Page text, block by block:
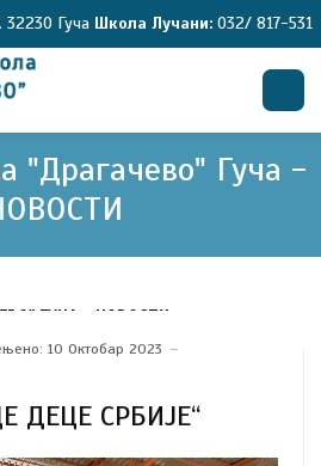
32230 Гуча Школа Лучани: 032/ 817-531
"Драгачево" Гуча -
ГУЧА - НОВОСТИ
10 Октобар 2023
ДЕЦЕ СРБИЈЕ“
Претрага